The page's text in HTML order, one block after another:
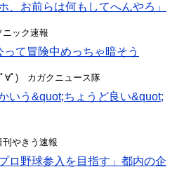
、お前らは何もしてへんやろ」
ニック速報
って冒険中めっちゃ暗そう
∀ﾟ)ゞカガクニュース隊
いう&quot;ちょうど良い&quot;
刊やきう速報
ロ野球参入を目指す」都内の企